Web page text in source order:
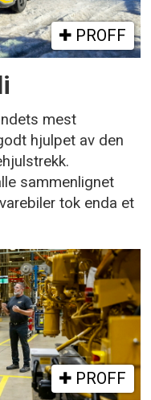
PROFF
mest
hjulpet av den
sammenlignet
tok enda et
PROFF